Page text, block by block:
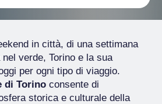
in città, di una settimana
verde, Torino e la sua
per ogni tipo di viaggio.
di Torino consente di
storica e culturale della